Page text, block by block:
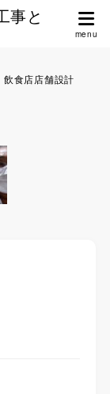
事と
飲食店店舗設計